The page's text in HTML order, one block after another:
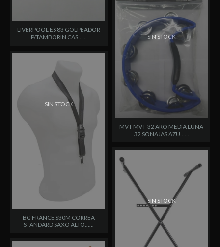
LIVERPOOL ES 83 GOLPEADOR
P/TAMBORIN CAS......
SIN STOCK
MVT MVT-32 ARO MEDIA LUNA
32 SONAJAS AZU......
SIN STOCK
BG FRANCE S30M CORREA
STANDARD SAXO ALTO......
SIN STOCK